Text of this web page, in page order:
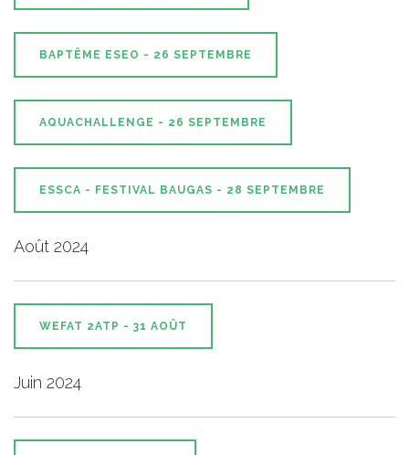
BAPTÊME ESEO - 26 SEPTEMBRE
AQUACHALLENGE - 26 SEPTEMBRE
ESSCA - FESTIVAL BAUGAS - 28 SEPTEMBRE
Août 2024
WEFAT 2ATP - 31 AOÛT
Juin 2024